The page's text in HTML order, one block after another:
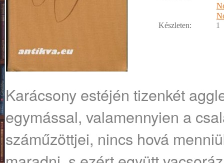
Készleten:
1
Karácsony estéjén tizenkét
egymással, valamennyien a
száműzöttjei, nincs hová